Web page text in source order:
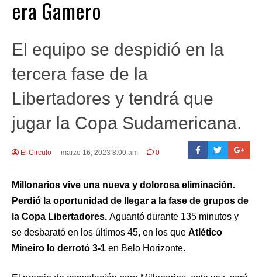
era Gamero
El equipo se despidió en la
tercera fase de la
Libertadores y tendrá que
jugar la Copa Sudamericana.
El Circulo marzo 16, 2023 8:00 am 0
Millonarios vive una nueva y dolorosa eliminación.
Perdió la oportunidad de llegar a la fase de grupos de
la Copa Libertadores. Aguantó durante 135 minutos y
se desbarató en los últimos 45, en los que Atlético
Mineiro lo derrotó 3-1 en Belo Horizonte.